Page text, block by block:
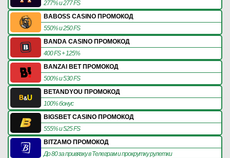
277% и 277 FS
BABOSS CASINO ПРОМОКОД
550% и 250 FS
BANDA CASINO ПРОМОКОД
400 FS + 125%
BANZAI BET ПРОМОКОД
500% и 530 FS
BETANDYOU ПРОМОКОД
100% бонус
BIGSBET CASINO ПРОМОКОД
555% и 525 FS
BITZAMO ПРОМОКОД
До 80 за привязку в Телеграм и прокрутку рулетки